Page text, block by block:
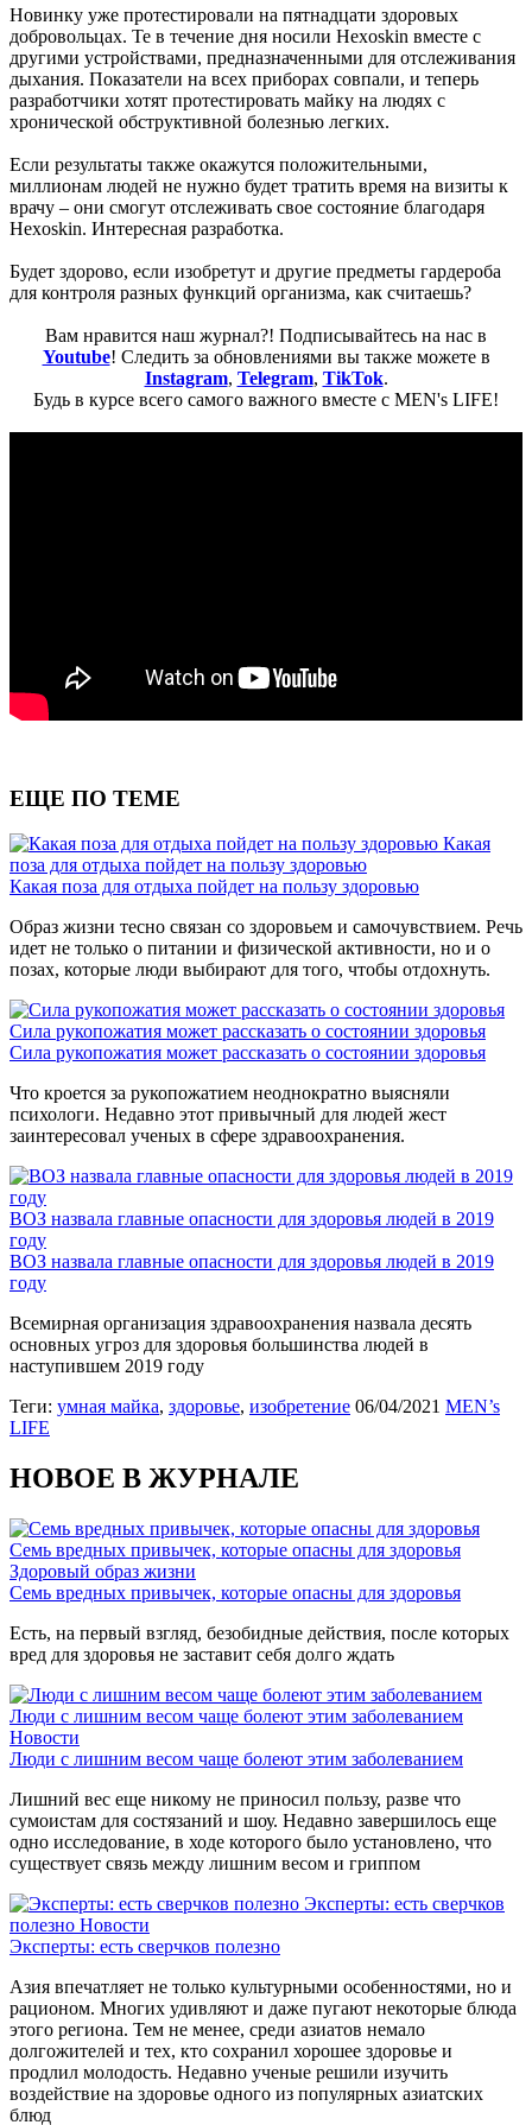
Новинку уже протестировали на пятнадцати здоровых
добровольцах. Те в течение дня носили Hexoskin вместе с
другими устройствами, предназначенными для отслеживания
дыхания. Показатели на всех приборах совпали, и теперь
разработчики хотят протестировать майку на людях с
хронической обструктивной болезнью легких.
Если результаты также окажутся положительными,
миллионам людей не нужно будет тратить время на визиты к
врачу – они смогут отслеживать свое состояние благодаря
Hexoskin. Интересная разработка.
Будет здорово, если изобретут и другие предметы гардероба
для контроля разных функций организма, как считаешь?
Вам нравится наш журнал?! Подписывайтесь на нас в
Youtube! Следить за обновлениями вы также можете в
Instagram, Telegram, TikTok.
Будь в курсе всего самого важного вместе с MEN's LIFE!
ЕЩЕ ПО ТЕМЕ
Какая
поза для отдыха пойдет на пользу здоровью
Какая поза для отдыха пойдет на пользу здоровью
Образ жизни тесно связан со здоровьем и самочувствием. Речь
идет не только о питании и физической активности, но и о
позах, которые люди выбирают для того, чтобы отдохнуть.
Сила рукопожатия может рассказать о состоянии здоровья
Сила рукопожатия может рассказать о состоянии здоровья
Что кроется за рукопожатием неоднократно выясняли
психологи. Недавно этот привычный для людей жест
заинтересовал ученых в сфере здравоохранения.
ВОЗ назвала главные опасности для здоровья людей в 2019
году
ВОЗ назвала главные опасности для здоровья людей в 2019
году
Всемирная организация здравоохранения назвала десять
основных угроз для здоровья большинства людей в
наступившем 2019 году
Теги: умная майка, здоровье, изобретение 06/04/2021 MEN’s
LIFE
НОВОЕ В ЖУРНАЛЕ
Семь вредных привычек, которые опасны для здоровья
Здоровый образ жизни
Семь вредных привычек, которые опасны для здоровья
Есть, на первый взгляд, безобидные действия, после которых
вред для здоровья не заставит себя долго ждать
Люди с лишним весом чаще болеют этим заболеванием
Новости
Люди с лишним весом чаще болеют этим заболеванием
Лишний вес еще никому не приносил пользу, разве что
сумоистам для состязаний и шоу. Недавно завершилось еще
одно исследование, в ходе которого было установлено, что
существует связь между лишним весом и гриппом
Эксперты: есть сверчков
полезно Новости
Эксперты: есть сверчков полезно
Азия впечатляет не только культурными особенностями, но и
рационом. Многих удивляют и даже пугают некоторые блюда
этого региона. Тем не менее, среди азиатов немало
долгожителей и тех, кто сохранил хорошее здоровье и
продлил молодость. Недавно ученые решили изучить
воздействие на здоровье одного из популярных азиатских
блюд